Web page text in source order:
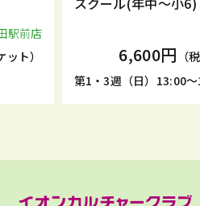
駅前店
ト）
6,600円 （
第1・3週（日）13:00